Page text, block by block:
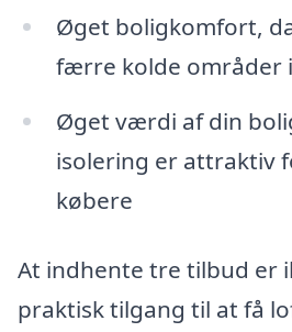
Øget boligkomfort,
færre kolde områder
Øget værdi af din
isolering er attraktiv
købere
At indhente tre tilbud er
praktisk tilgang til at få